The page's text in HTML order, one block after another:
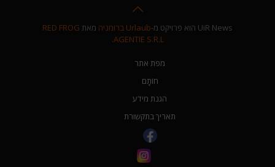
UiR News הוא פרויקט מ- Urlaub ברומניה מאת RED FROG
AGENTIE S.R.L.
מפת אתר
חוֹתָם
הגנת מידע
תאריך בתקשורת